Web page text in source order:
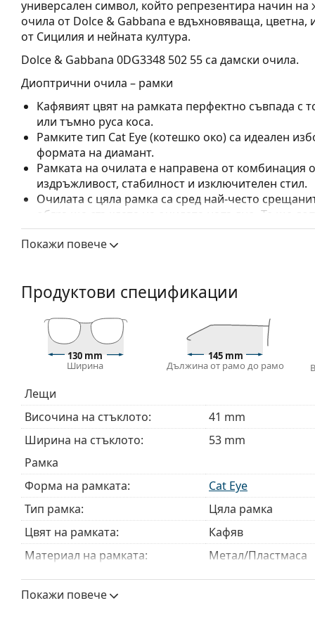
универсален символ, който репрезентира начин
очила от Dolce & Gabbana е вдъхновяваща, цветна,
от Сицилия и нейната култура.
Dolce & Gabbana 0DG3348 502 55са дамски очила.
Диоптрични очила – рамки
Кафявият цвят на рамката перфектно съвпада с
или тъмно руса коса.
Рамките тип Cat Eye (котешко око) са идеален
формата на диамант.
Рамката на очилата е направена от комбинация
издръжливост, стабилност и изключителен стил.
Очилата с цяла рамка са сред най-често
обгръща стъклата на очилата напълно. Те ще
запомнящия си дизайн. Едни от предимствата
рамката напълно обгръща лещата и така
Аксесоари
Доставяме диоптричните очила в оригиналния
или торбичката и дизайнът могат да варират.
Кърпичката за почистване, доставяна с
модели могат да бъдат доставяни с торбичка от
Разгледайте пълната ни гама
, за да
ръководство за очила
Това е медицинско устройство. Прочетете
Покажи повече
Продуктови спецификации
130 mm
Ширина
145 mm
Дължина от рамо до рамо
Лещи
Височина на стъклото:
41 mm
Ширина на стъклото:
53 mm
Рамка
Форма на рамката:
Cat Eye
Тип рамка:
Цяла рамка
Цвят на рамката:
Кафяв
Материал на рамката:
Метал/Пластмаса
Размер:
M
Ширина:
Покажи повече